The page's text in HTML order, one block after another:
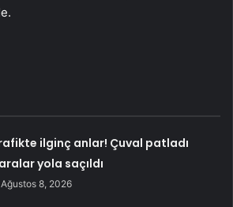
ilginç anlar! Çuval patladı
yola saçıldı
Ağustos 8, 2026